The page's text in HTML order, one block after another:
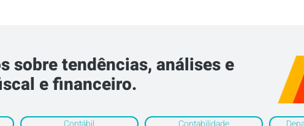
sobre tendências, análises e
e financeiro.